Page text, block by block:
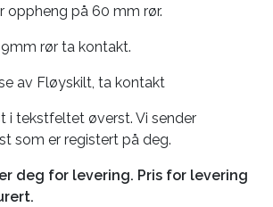
oppheng på 60 mm rør.
rør ta kontakt.
av Fløyskilt, ta kontakt
i tekstfeltet øverst. Vi sender
som er registert på deg.
deg for levering. Pris for levering